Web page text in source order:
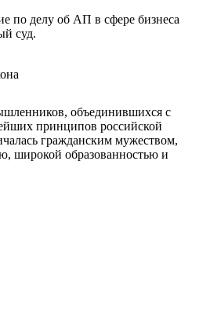
по делу об АП в сфере бизнеса
суд.
объединившихся с
принципов российской
гражданским мужеством,
широкой образованностью и